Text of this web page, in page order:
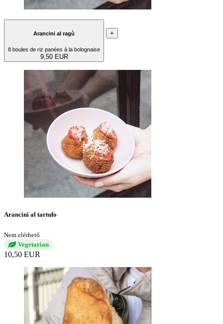
Arancini al ragù
8 boules de riz panées à la bolognaise
9,50 EUR
+
Arancini al tartufo
Nem elérhető
Vegetarian
10,50 EUR